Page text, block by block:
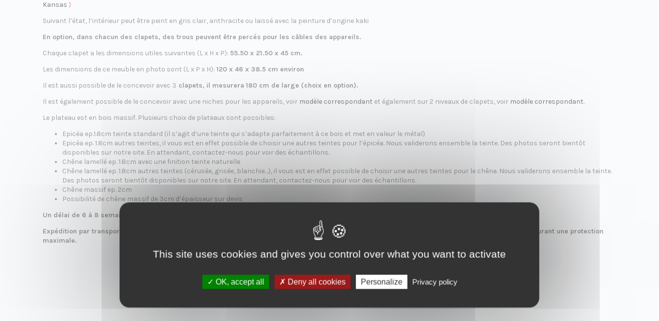
Kansas )
Suivant l’état, l’intérieur peut être peint en gris clair, anthracite ou laissé avec la peinture d’origine kaki
En option, dans chacun des clapets, des trous peuvent être percés pour les câbles des appareils.
Chaque clapet a les dimensions utiles suivantes (L x H x P): 55.50 x 21.50 x 45 cm.
Les dimensions de ce meuble en photo sont (L x P x H): 120 x 46 x 38.5 cm environ
Il est aussi possible de le concevoir avec 3 clapets, il mesurera 180 cm de large (choix en option).
Il est également possible de le concevoir avec une niches pour les appareils, voir modèle correspondant et également sur 2 niveaux de clapets, voir modèle correspondant.
Le plateau est en bois massif. Plusieurs choix de plateaux sont possibles:
Epicéa ep.1.8cm teinte standard (il s’agit d’une teinte qui s’adapte parfaitement à ce bois et met en valeur le métal)
Epicéa ep. 1.8cm autres teintes, il vous est en effet possible de choisir une autres teintes pour l’épicéa. Nous validerons ensemble la teinte. Des photos seront bientôt
disponibles sur notre site. En attendant, contactez-nous pour voir des échantillons.
Chêne lamellé ep. 1.8cm avec une finition teinte naturelle
Chêne lamellé ep. 1.8cm autres teintes (cérusée, grisée, blanchie…), il vous est en effet possible de choisir une autres teintes pour le chêne. Nous validerons ensemble la teinte.
Des photos seront bientôt disponibles sur notre site. En attendant, contactez-nous pour voir des échantillons.
Chêne massif ep. 2cm
Possibilité de chêne massif de 3cm d’épaisseur sur devis
Un délai de 6 à 8 semaines est nécessaire pour la fabrication de votre meuble.
Expédition par transporteur sur toute la France pour 55€ et à l’étranger sur devis. Tous nos meubles sont expédiés dans des caissons sur-mesure assurant une protection
maximale.
This site uses cookies and gives you control over what you want to activate
OK, accept all Deny all cookies Personalize Privacy policy